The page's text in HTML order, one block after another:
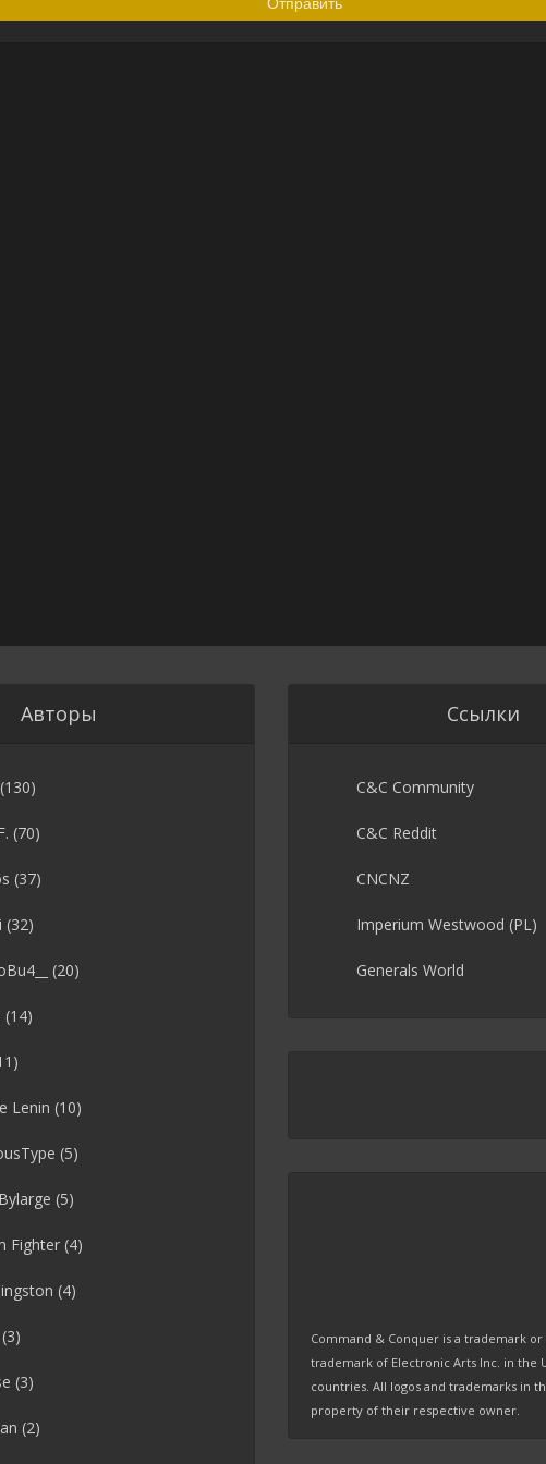
Авторы
(130)
(70)
(37)
(32)
(20)
(14)
Lenin (10)
(5)
(5)
Fighter (4)
(4)
(3)
(3)
(2)
Ссылки
C&C Community
C&C Reddit
CNCNZ
Imperium Westwood (PL)
Generals World
Command & Conquer is a trademark
trademark of Electronic Arts Inc. in the
countries. All logos and trademarks in
property of their respective owner.